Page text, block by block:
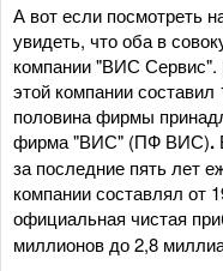
А вот если посмотреть
увидеть, что оба в
компании "ВИС Сервис".
этой компании
половина фирмы
фирма "ВИС" (ПФ ВИС).
за последние пять лет
компании составлял от
официальная чистая
миллионов до 2,8